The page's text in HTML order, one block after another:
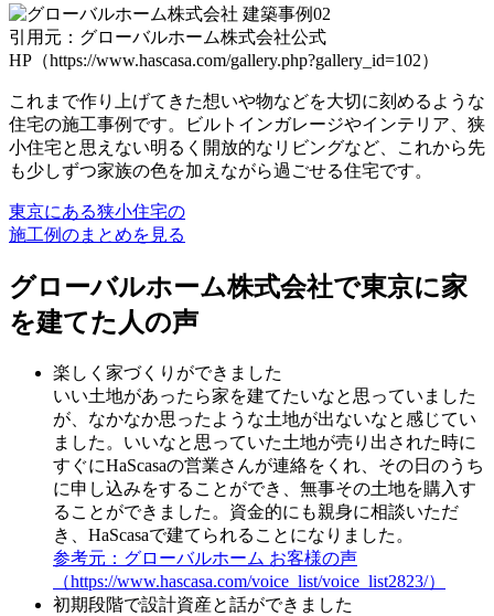
引用元：グローバルホーム株式会社公式
HP（https://www.hascasa.com/gallery.php?gallery_id=102）
これまで作り上げてきた想いや物などを大切に刻めるような
住宅の施工事例です。ビルトインガレージやインテリア、狭
小住宅と思えない明るく開放的なリビングなど、これから先
も少しずつ家族の色を加えながら過ごせる住宅です。
東京にある狭小住宅の
施工例のまとめを見る
グローバルホーム株式会社で東京に家
を建てた人の声
楽しく家づくりができました
いい土地があったら家を建てたいなと思っていました
が、なかなか思ったような土地が出ないなと感じてい
ました。いいなと思っていた土地が売り出された時に
すぐにHaScasaの営業さんが連絡をくれ、その日のうち
に申し込みをすることができ、無事その土地を購入す
ることができました。資金的にも親身に相談いただ
き、HaScasaで建てられることになりました。
参考元：グローバルホーム お客様の声
（https://www.hascasa.com/voice_list/voice_list2823/）
初期段階で設計資産と話ができました